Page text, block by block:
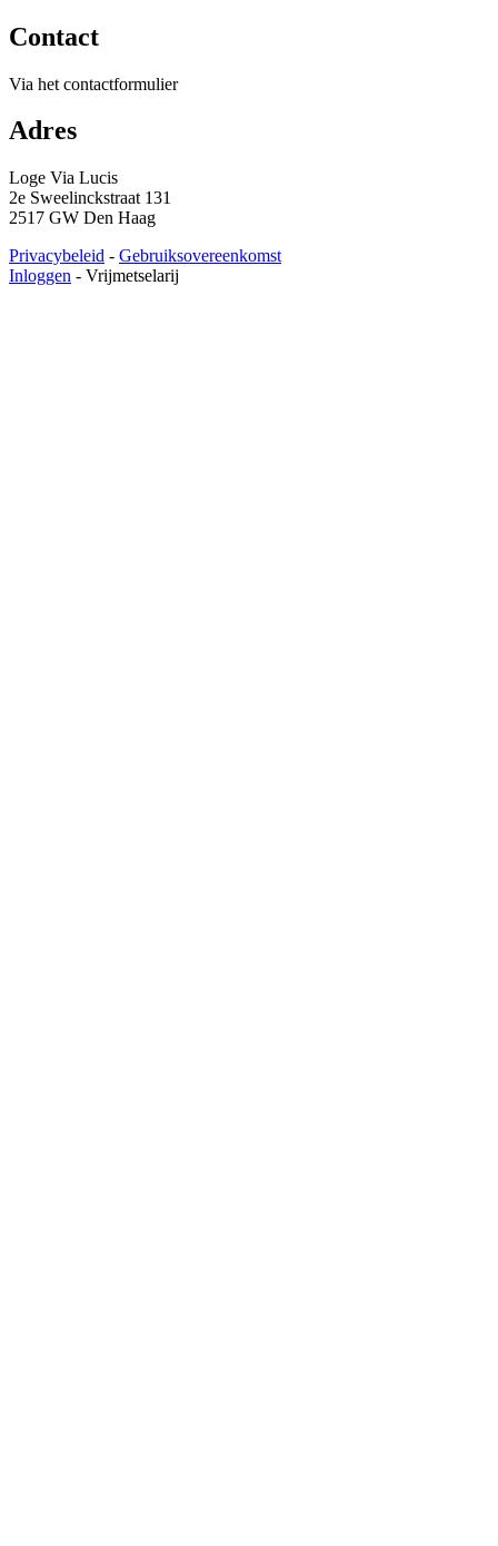
Contact
Via het contactformulier
Adres
Loge Via Lucis
2e Sweelinckstraat 131
2517 GW Den Haag
Privacybeleid - Gebruiksovereenkomst
Inloggen - Vrijmetselarij